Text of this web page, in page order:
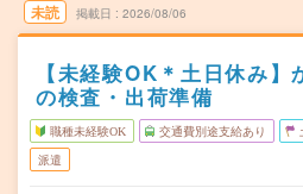
未読 掲載日 2026/08/06
【未経験OK＊土日休み
の検査・出荷準備
職種未経験OK 交通費別途支給あり
派遣